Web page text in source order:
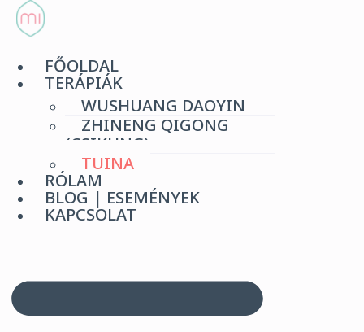
Ugrás
FŐOLDAL
TERÁPIÁK
WUSHUANG DAOYIN
ZHINENG QIGONG
(CSIKUNG)
TUINA
RÓLAM
BLOG | ESEMÉNYEK
KAPCSOLAT